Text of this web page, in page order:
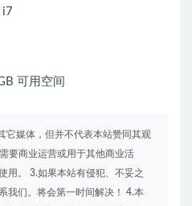
i7
可用空间
它媒体，但并不代表本站赞同其观
要商业运营或用于其他商业活
用。 3.如果本站有侵犯、不妥之
我们。将会第一时间解决！ 4.本